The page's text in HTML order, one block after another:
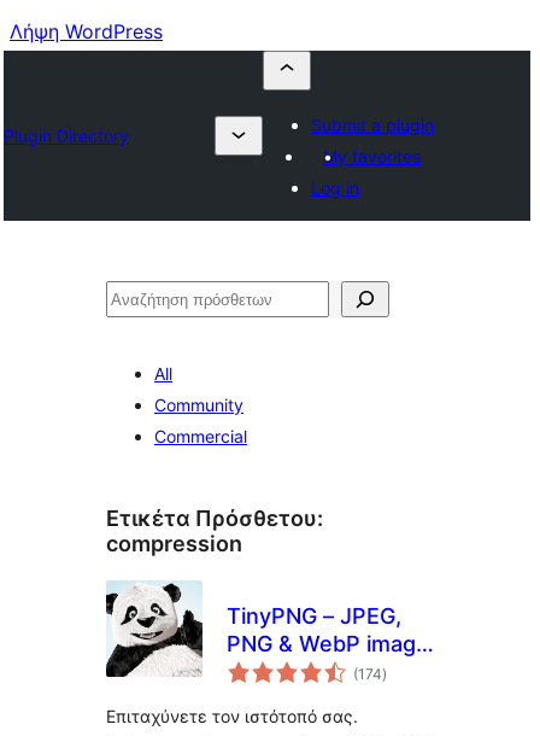
Λήψη WordPress
Plugin Directory
Submit a plugin
My favorites
Log in
Αναζήτηση
All
Community
Commercial
Ετικέτα Πρόσθετου:
compression
TinyPNG – JPEG,
PNG & WebP image
compression(174αξιολογήσεις
σύνολο
)
Επιταχύνετε τον ιστότοπό σας.